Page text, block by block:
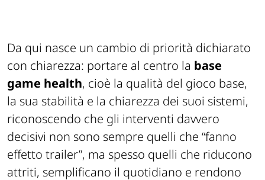
Da qui nasce un cambio di priorità dichiarato
con chiarezza: portare al centro labase
game health, cioè la qualità del gioco base,
la sua stabilità e la chiarezza dei suoi sistemi,
riconoscendo che gli interventi davvero
decisivi non sono sempre quelli che “fanno
effetto trailer”, ma spesso quelli che riducono